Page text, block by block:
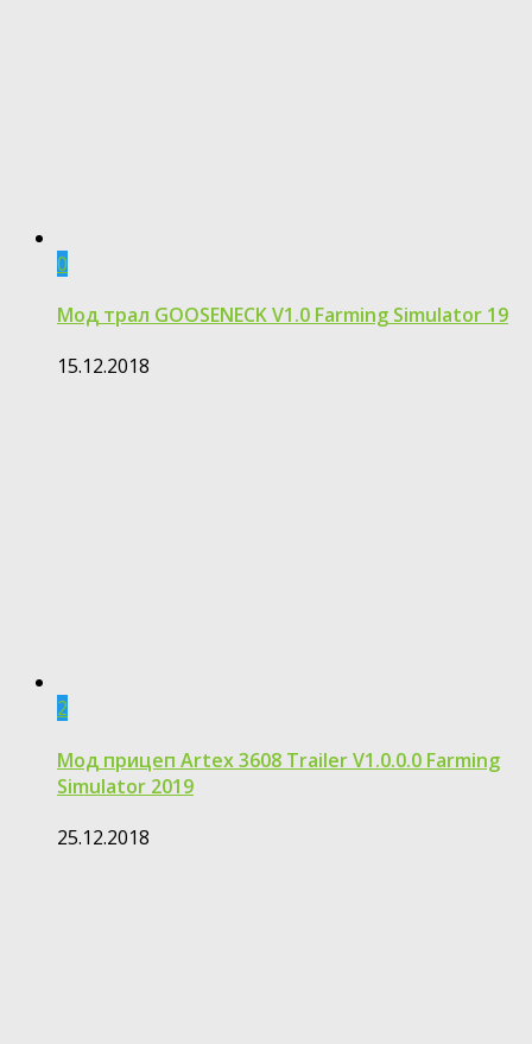
0
Мод трал GOOSENECK V1.0 Farming Simulator 19
15.12.2018
2
Мод прицеп Artex 3608 Trailer V1.0.0.0 Farming
Simulator 2019
25.12.2018